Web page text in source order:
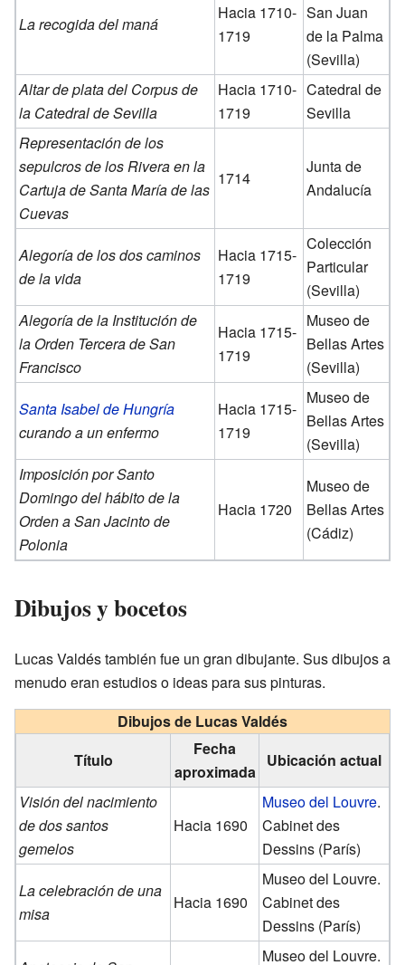
La recogida del maná
Hacia 1710-
1719
San Juan
de la Palma
(Sevilla)
Altar de plata del Corpus de
la Catedral de Sevilla
Hacia 1710-
1719
Catedral de
Sevilla
Representación de los
sepulcros de los Rivera en la
Cartuja de Santa María de las
Cuevas
1714
Junta de
Andalucía
Alegoría de los dos caminos
de la vida
Hacia 1715-
1719
Colección
Particular
(Sevilla)
Alegoría de la Institución de
la Orden Tercera de San
Francisco
Hacia 1715-
1719
Museo de
Bellas Artes
(Sevilla)
Santa Isabel de Hungría
curando a un enfermo
Hacia 1715-
1719
Museo de
Bellas Artes
(Sevilla)
Imposición por Santo
Domingo del hábito de la
Orden a San Jacinto de
Polonia
Hacia 1720
Museo de
Bellas Artes
(Cádiz)
Dibujos y bocetos
Lucas Valdés también fue un gran dibujante. Sus dibujos a
menudo eran estudios o ideas para sus pinturas.
Dibujos de Lucas Valdés
Título
Fecha
aproximada
Ubicación actual
Visión del nacimiento
de dos santos
gemelos
Hacia 1690
Museo del Louvre.
Cabinet des
Dessins (París)
La celebración de una
misa
Hacia 1690
Museo del Louvre.
Cabinet des
Dessins (París)
Museo del Louvre.